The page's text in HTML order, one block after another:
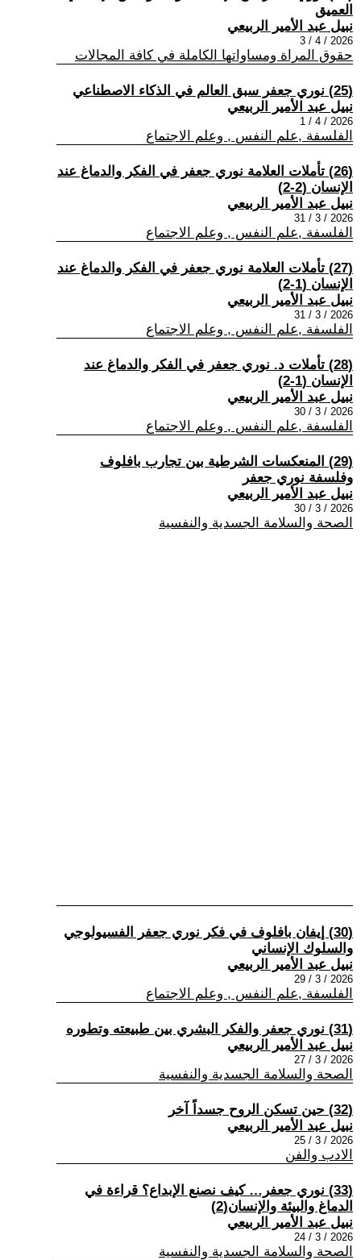
العميق
نبيل عبد الأمير الربيعي
2026 / 4 / 3
حقوق المراة ومساواتها الكاملة في كافة المجالات
(25) نوري جعفر سبق العالم في الذكاء الاصطناعي
نبيل عبد الأمير الربيعي
2026 / 4 / 1
الفلسفة ,علم النفس , وعلم الاجتماع
(26) تأملات العلامة نوري جعفر في الفكر والدماغ عند
الإنسان (2-2)
نبيل عبد الأمير الربيعي
2026 / 3 / 31
الفلسفة ,علم النفس , وعلم الاجتماع
(27) تأملات العلامة نوري جعفر في الفكر والدماغ عند
الإنسان (1-2)
نبيل عبد الأمير الربيعي
2026 / 3 / 31
الفلسفة ,علم النفس , وعلم الاجتماع
(28) تأملات د. نوري جعفر في الفكر والدماغ عند
الإنسان (1-2)
نبيل عبد الأمير الربيعي
2026 / 3 / 30
الفلسفة ,علم النفس , وعلم الاجتماع
(29) المنعكسات الشرطية بين تجارب بافلوف
وفلسفة نوري جعفر
نبيل عبد الأمير الربيعي
2026 / 3 / 30
الصحة والسلامة الجسدية والنفسية
(30) إيفان بافلوف في فكر نوري جعفر الفسيولوجي
والسلوك الإنساني
نبيل عبد الأمير الربيعي
2026 / 3 / 29
الفلسفة ,علم النفس , وعلم الاجتماع
(31) نوري جعفر والفكر البشري بين طبيعته وتطوره
نبيل عبد الأمير الربيعي
2026 / 3 / 27
الصحة والسلامة الجسدية والنفسية
(32) حين تسكن الروح جسداً آخر
نبيل عبد الأمير الربيعي
2026 / 3 / 25
الادب والفن
(33) نوري جعفر… كيف نصنع الإبداع؟ قراءة في
الدماغ والبيئة والإنسان(2)
نبيل عبد الأمير الربيعي
2026 / 3 / 24
الصحة والسلامة الجسدية والنفسية